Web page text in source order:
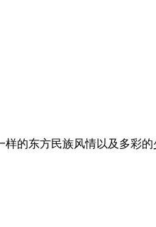
的东方民族风情以及多彩的